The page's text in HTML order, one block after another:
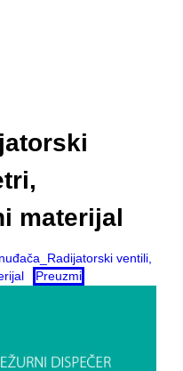
materijal
ventili,
Preuzmi